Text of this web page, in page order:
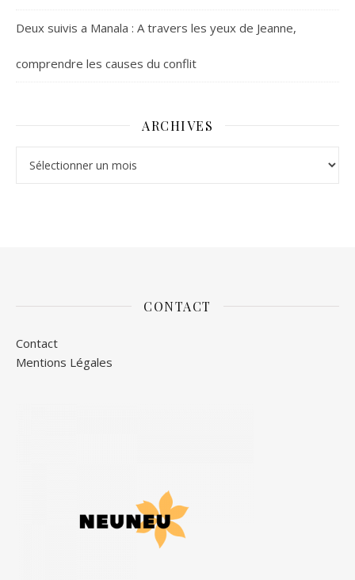
Deux suivis a Manala : A travers les yeux de Jeanne,
comprendre les causes du conflit
ARCHIVES
CONTACT
Contact
Mentions Légales